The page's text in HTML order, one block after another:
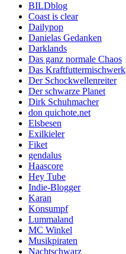
BILDblog
Coast is clear
Dailypop
Danielas Gedanken
Darklands
Das ganz normale Chaos
Das Kraftfuttermischwerk
Der Schockwellenreiter
Der schwarze Planet
Dirk Schuhmacher
don quichote.net
Elsbesen
Exilkieler
Fiket
gendalus
Haascore
Hey Tube
Indie-Blogger
Karan
Konsumpf
Lummaland
MC Winkel
Musikpiraten
Nachtschwarz